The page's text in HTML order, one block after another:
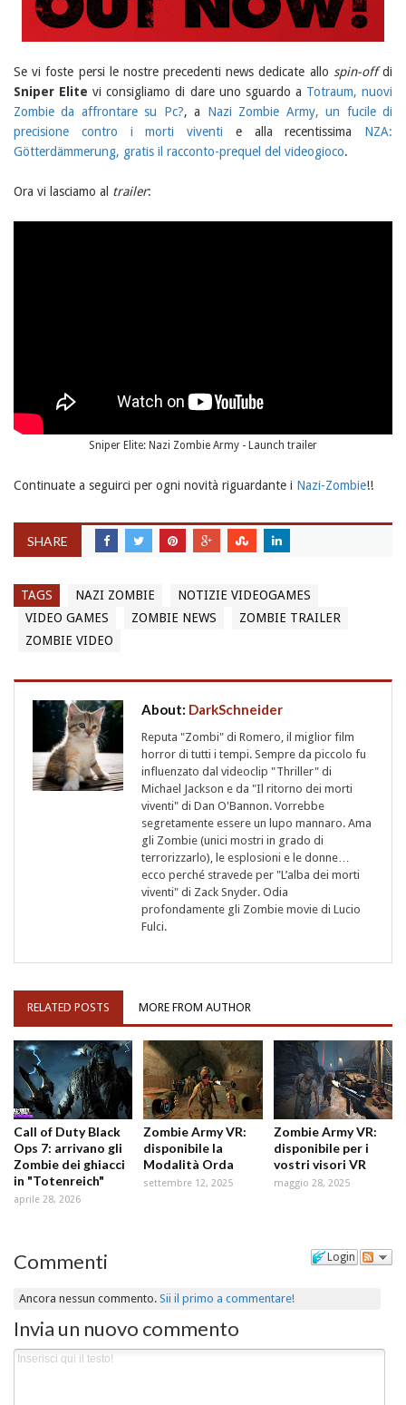
Se vi foste persi le nostre precedenti news dedicate allo spin-offdi
Sniper Elite vi consigliamo di dare uno sguardo a Totraum, nuovi
Zombie da affrontare su Pc?, a Nazi Zombie Army, un fucile di
precisione contro i morti viventi e alla recentissima NZA:
Götterdämmerung, gratis il racconto-prequel del videogioco.
Ora vi lasciamo al trailer:
Sniper Elite: Nazi Zombie Army - Launch trailer
Continuate a seguirci per ogni novità riguardante i Nazi-Zombie!!
SHARE
TAGS NAZI ZOMBIE
NOTIZIE VIDEOGAMES
VIDEO GAMES
ZOMBIE NEWS
ZOMBIE TRAILER
ZOMBIE VIDEO
About: DarkSchneider
Reputa "Zombi" di Romero, il miglior film
horror di tutti i tempi. Sempre da piccolo fu
influenzato dal videoclip "Thriller" di
Michael Jackson e da "Il ritorno dei morti
viventi" di Dan O'Bannon. Vorrebbe
segretamente essere un lupo mannaro. Ama
gli Zombie (unici mostri in grado di
terrorizzarlo), le esplosioni e le donne…
ecco perché stravede per "L’alba dei morti
viventi" di Zack Snyder. Odia
profondamente gli Zombie movie di Lucio
Fulci.
RELATED POSTS MORE FROM AUTHOR
Call of Duty Black
Ops 7: arrivano gli
Zombie dei ghiacci
in "Totenreich"
aprile 28, 2026
Zombie Army VR:
disponibile la
Modalità Orda
settembre 12, 2025
Zombie Army VR:
disponibile per i
vostri visori VR
maggio 28, 2025
Login
Commenti
Ancora nessun commento.Sii il primo a commentare!
Invia un nuovo commento